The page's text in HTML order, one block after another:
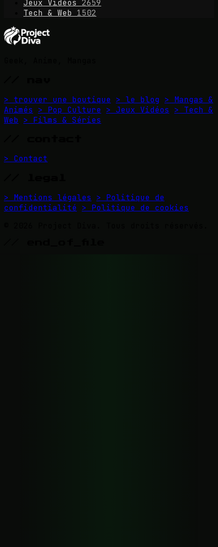
Jeux Vidéos
2659
Tech & Web 1502
> trouver une boutique > le blog > Mangas &
Animés
> Pop Culture > Jeux Vidéos
> Tech &
Web > Films & Séries
> Contact
> Mentions légales
> Politique de
confidentialité > Politique de cookies